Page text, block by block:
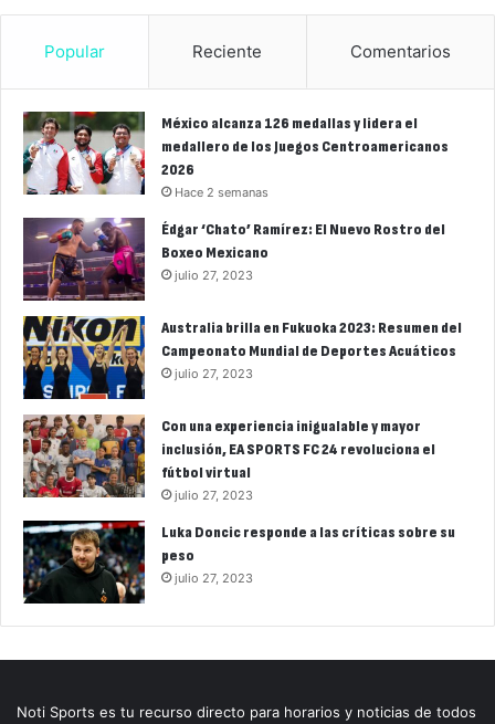
Popular Reciente Comentarios
México alcanza 126 medallas y lidera el
medallero de los Juegos Centroamericanos
2026
Hace 2 semanas
Édgar ‘Chato’ Ramírez: El Nuevo Rostro del
Boxeo Mexicano
julio 27, 2023
Australia brilla en Fukuoka 2023: Resumen del
Campeonato Mundial de Deportes Acuáticos
julio 27, 2023
Con una experiencia inigualable y mayor
inclusión, EA SPORTS FC 24 revoluciona el
fútbol virtual
julio 27, 2023
Luka Doncic responde a las críticas sobre su
peso
julio 27, 2023
Noti Sports es tu recurso directo para horarios y noticias de todos